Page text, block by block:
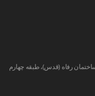
ساختمان رفاه (قدس)، طبقه چهارم